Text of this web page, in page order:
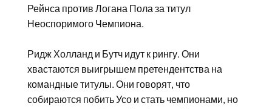
Рейнса против Логана Пола за титул
Неоспоримого Чемпиона.
Ридж Холланд и Бутч идут к рингу. Они
хвастаются выигрышем претендентства на
командные титулы. Они говорят, что
собираются побить Усо и стать чемпионами, но